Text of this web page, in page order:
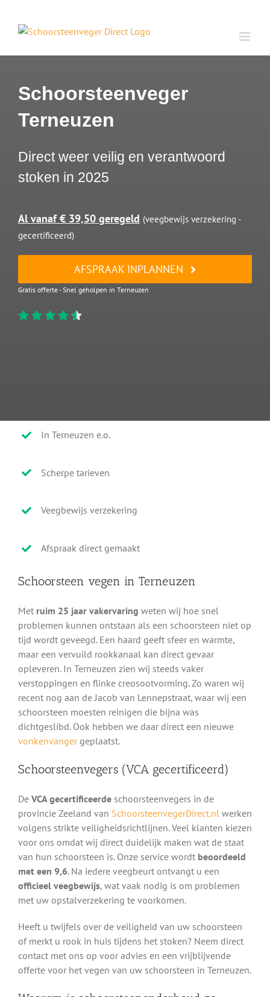
inhoud
Schoorsteenveger
Terneuzen
Direct weer veilig en verantwoord
stoken in 2025
Al vanaf € 39,50 geregeld (veegbewijs verzekering -
gecertificeerd)
AFSPRAAK INPLANNEN
Gratis offerte - Snel geholpen in Terneuzen
In Terneuzen e.o.
Scherpe tarieven
Veegbewijs verzekering
Afspraak direct gemaakt
Schoorsteen vegen in Terneuzen
Met ruim 25 jaar vakervaring weten wij hoe snel
problemen kunnen ontstaan als een schoorsteen niet op
tijd wordt geveegd. Een haard geeft sfeer en warmte,
maar een vervuild rookkanaal kan direct gevaar
opleveren. In Terneuzen zien wij steeds vaker
verstoppingen en flinke creosootvorming. Zo waren wij
recent nog aan de Jacob van Lennepstraat, waar wij een
schoorsteen moesten reinigen die bijna was
dichtgeslibd. Ook hebben we daar direct een nieuwe
vonkenvangergeplaatst.
Schoorsteenvegers (VCA gecertificeerd)
De VCA gecertificeerdeschoorsteenvegers in de
provincie Zeeland van SchoorsteenvegerDirect.nl werken
volgens strikte veiligheidsrichtlijnen. Veel klanten kiezen
voor ons omdat wij direct duidelijk maken wat de staat
van hun schoorsteen is. Onze service wordt beoordeeld
met een 9,6. Na iedere veegbeurt ontvangt u een
officieel veegbewijs, wat vaak nodig is om problemen
met uw opstalverzekering te voorkomen.
Heeft u twijfels over de veiligheid van uw schoorsteen
of merkt u rook in huis tijdens het stoken? Neem direct
contact met ons op voor advies en een vrijblijvende
offerte voor het vegen van uw schoorsteen in Terneuzen.